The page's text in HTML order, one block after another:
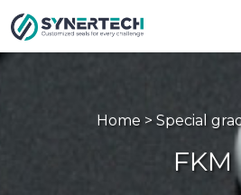
Home > Special
FKM